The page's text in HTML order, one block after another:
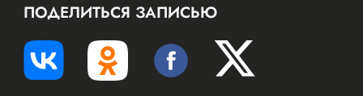
ПОДЕЛИТЬСЯ ЗАПИСЬЮ